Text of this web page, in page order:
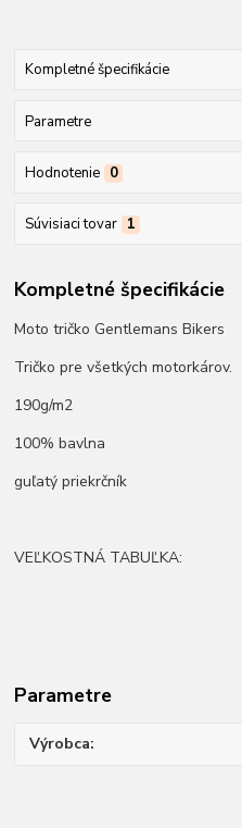
Kompletné špecifikácie
Parametre
Hodnotenie 0
Súvisiaci tovar 1
Kompletné špecifikácie
Moto tričko Gentlemans Bikers
Tričko pre všetkých motorkárov.
190g/m2
100% bavlna
guľatý priekrčník
VEĽKOSTNÁ TABUĽKA:
Parametre
Výrobca